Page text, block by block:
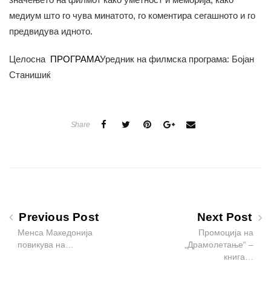
медиум што го чува минатото, го коментира сегашното и го
предвидува идното.
Целосна ПРОГРАМАУредник на филмска програма: Бојан
Станишиќ
Share
Previous Post
Менса Македонија
повикува на…
Next Post
Промоција на
„Драмолетање“ –
книга…